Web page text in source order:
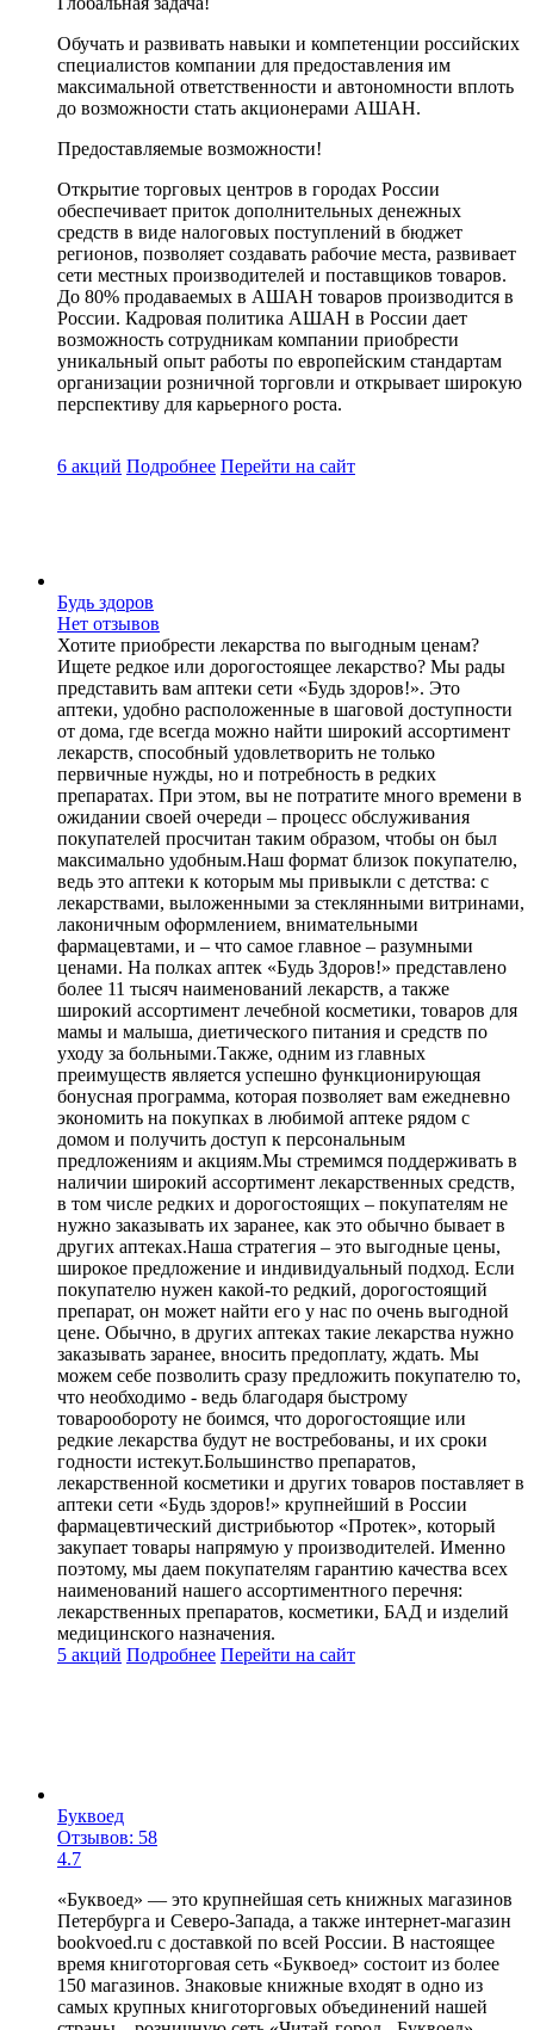
Обучать и развивать навыки и компетенции российских
специалистов компании для предоставления им
максимальной ответственности и автономности вплоть
до возможности стать акционерами АШАН.
Предоставляемые возможности!
Открытие торговых центров в городах России
обеспечивает приток дополнительных денежных
средств в виде налоговых поступлений в бюджет
регионов, позволяет создавать рабочие места, развивает
сети местных производителей и поставщиков товаров.
До 80% продаваемых в АШАН товаров производится в
России. Кадровая политика АШАН в России дает
возможность сотрудникам компании приобрести
уникальный опыт работы по европейским стандартам
организации розничной торговли и открывает широкую
перспективу для карьерного роста.
6 акций Подробнее Перейти на сайт
Будь здоров
Нет отзывов
Хотите приобрести лекарства по выгодным ценам?
Ищете редкое или дорогостоящее лекарство? Мы рады
представить вам аптеки сети «Будь здоров!». Это
аптеки, удобно расположенные в шаговой доступности
от дома, где всегда можно найти широкий ассортимент
лекарств, способный удовлетворить не только
первичные нужды, но и потребность в редких
препаратах. При этом, вы не потратите много времени в
ожидании своей очереди – процесс обслуживания
покупателей просчитан таким образом, чтобы он был
максимально удобным.Наш формат близок покупателю,
ведь это аптеки к которым мы привыкли с детства: с
лекарствами, выложенными за стеклянными витринами,
лаконичным оформлением, внимательными
фармацевтами, и – что самое главное – разумными
ценами. На полках аптек «Будь Здоров!» представлено
более 11 тысяч наименований лекарств, а также
широкий ассортимент лечебной косметики, товаров для
мамы и малыша, диетического питания и средств по
уходу за больными.Также, одним из главных
преимуществ является успешно функционирующая
бонусная программа, которая позволяет вам ежедневно
экономить на покупках в любимой аптеке рядом с
домом и получить доступ к персональным
предложениям и акциям.Мы стремимся поддерживать в
наличии широкий ассортимент лекарственных средств,
в том числе редких и дорогостоящих – покупателям не
нужно заказывать их заранее, как это обычно бывает в
других аптеках.Наша стратегия – это выгодные цены,
широкое предложение и индивидуальный подход. Если
покупателю нужен какой-то редкий, дорогостоящий
препарат, он может найти его у нас по очень выгодной
цене. Обычно, в других аптеках такие лекарства нужно
заказывать заранее, вносить предоплату, ждать. Мы
можем себе позволить сразу предложить покупателю то,
что необходимо - ведь благодаря быстрому
товарообороту не боимся, что дорогостоящие или
редкие лекарства будут не востребованы, и их сроки
годности истекут.Большинство препаратов,
лекарственной косметики и других товаров поставляет в
аптеки сети «Будь здоров!» крупнейший в России
фармацевтический дистрибьютор «Протек», который
закупает товары напрямую у производителей. Именно
поэтому, мы даем покупателям гарантию качества всех
наименований нашего ассортиментного перечня:
лекарственных препаратов, косметики, БАД и изделий
медицинского назначения.
5 акций Подробнее Перейти на сайт
Буквоед
Отзывов: 58
4.7
«Буквоед» — это крупнейшая сеть книжных магазинов
Петербурга и Северо-Запада, а также интернет-магазин
bookvoed.ru с доставкой по всей России. В настоящее
время книготорговая сеть «Буквоед» состоит из более
150 магазинов. Знаковые книжные входят в одно из
самых крупных книготорговых объединений нашей